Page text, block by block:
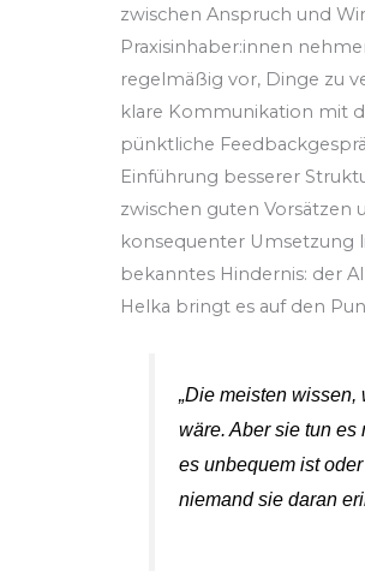
zwischen Anspruch und
Praxisinhaber:innen
regelmäßig vor, Dinge zu
klare Kommunikation mit
pünktliche
Einführung besserer
zwischen guten Vorsätzen
konsequenter Umsetzung
bekanntes Hindernis: der
Helka bringt es auf den
„Die meisten
wäre. Aber sie tun es
es unbequem ist
niemand sie daran